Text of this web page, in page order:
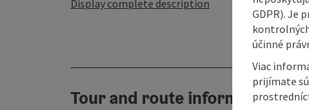
Display complete description
Tour and route information
GDPR). Je
účinné
Viac
prijímate